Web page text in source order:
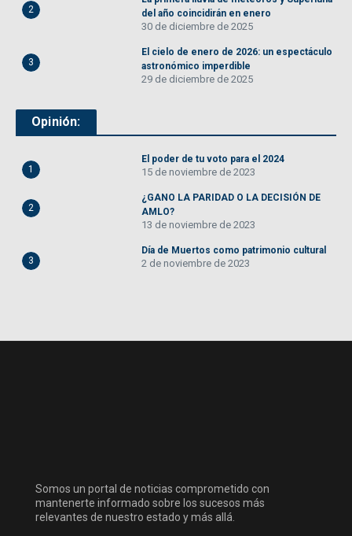
2
del año coincidirán en enero
30 de diciembre de 2025
3
El cielo de enero de 2026: un espectáculo
astronómico imperdible
29 de diciembre de 2025
Opinión:
1
El poder de tu voto para el 2024
15 de noviembre de 2023
2
¿GANO LA PARIDAD O LA DECISIÓN DE
AMLO?
13 de noviembre de 2023
3
Día de Muertos como patrimonio cultural
2 de noviembre de 2023
Somos un portal de noticias comprometido con
mantenerte informado sobre los sucesos más
relevantes de nuestro estado y más allá.